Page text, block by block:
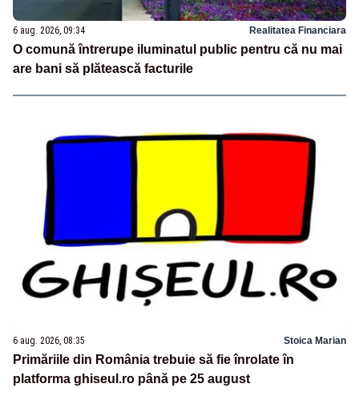
6 aug. 2026, 09:34 Realitatea Financiara
O comună întrerupe iluminatul public pentru că nu mai
are bani să plătească facturile
6 aug. 2026, 08:35 Stoica Marian
Primăriile din România trebuie să fie înrolate în
platforma ghiseul.ro până pe 25 august